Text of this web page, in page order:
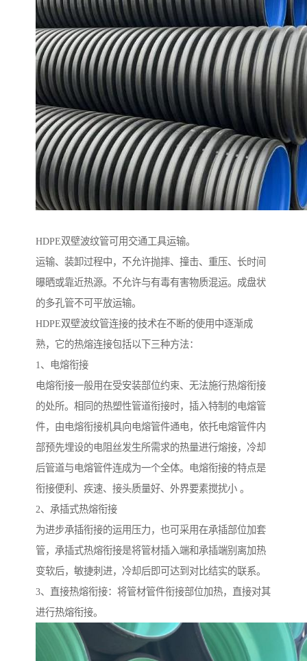
HDPE双壁波纹管可用交通工具运输。
运输、装卸过程中，不允许抛摔、撞击、重压、长时间
曝晒或靠近热源。不允许与有毒有害物质混运。成盘状
的多孔管不可平放运输。
HDPE双壁波纹管连接的技术在不断的使用中逐渐成
熟，它的热熔连接包括以下三种方法：
1、电熔衔接
电熔衔接一般用在受安装部位约束、无法施行热熔衔接
的处所。相同的热塑性管道衔接时，插入特制的电熔管
件，由电熔衔接机具向电熔管件通电，依托电熔管件内
部预先埋设的电阻丝发生所需求的热量进行熔接，冷却
后管道与电熔管件连成为一个全体。电熔衔接的特点是
衔接便利、疾速、接头质量好、外界要素搅扰小 。
2、承插式热熔衔接
为进步承插衔接的运用压力，也可采用在承插部位加套
管，承插式热熔衔接是将管材插入端和承插端别离加热
变软后，敏捷刺进，冷却后即可达到对比结实的联系。
3、直接热熔衔接：将管材管件衔接部位加热，直接对其
进行热熔衔接。